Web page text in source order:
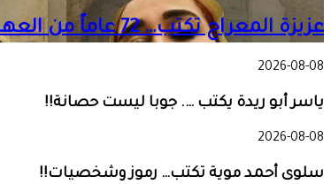
عزيزة المعراج تكتب… 72 عاماً من العهد.. جيش السودان حين ينادي الوطن!!
2026-08-08
ياسر أبو ريدة يكتب …. جوبا ليست حصانة!!
2026-08-08
سلوى أحمد موية تكتب… رموز وشخصيات!!